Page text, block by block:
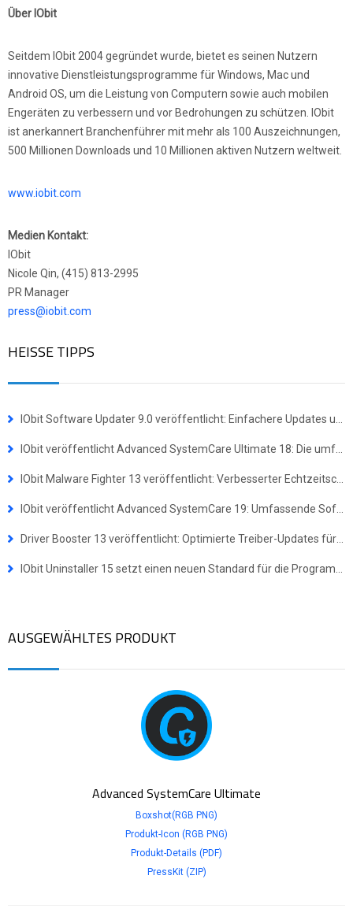
Über IObit
Seitdem IObit 2004 gegründet wurde, bietet es seinen Nutzern
innovative Dienstleistungsprogramme für Windows, Mac und
Android OS, um die Leistung von Computern sowie auch mobilen
Engeräten zu verbessern und vor Bedrohungen zu schützen. IObit
ist anerkannert Branchenführer mit mehr als 100 Auszeichnungen,
500 Millionen Downloads und 10 Millionen aktiven Nutzern weltweit.
www.iobit.com
Medien Kontakt:
IObit
Nicole Qin, (415) 813-2995
PR Manager
press@iobit.com
HEISSE TIPPS
AUSGEWÄHLTES PRODUKT
Advanced SystemCare Ultimate
Boxshot(RGB PNG)
Produkt-Icon (RGB PNG)
Produkt-Details (PDF)
PressKit (ZIP)